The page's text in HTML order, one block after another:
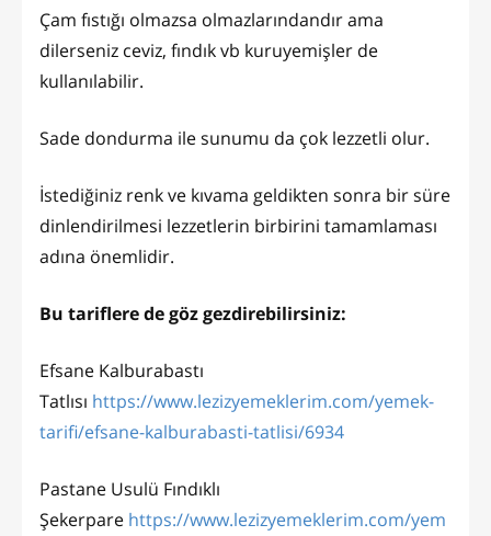
Çam fıstığı olmazsa olmazlarındandır ama
dilerseniz ceviz, fındık vb kuruyemişler de
kullanılabilir.
Sade dondurma ile sunumu da çok lezzetli olur.
İstediğiniz renk ve kıvama geldikten sonra bir süre
dinlendirilmesi lezzetlerin birbirini tamamlaması
adına önemlidir.
Bu tariflere de göz gezdirebilirsiniz:
Efsane Kalburabastı
Tatlısı https://www.lezizyemeklerim.com/yemek-
tarifi/efsane-kalburabasti-tatlisi/6934
Pastane Usulü Fındıklı
Şekerpare https://www.lezizyemeklerim.com/yem